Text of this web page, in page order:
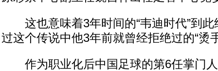
这也意味着3年时间的“韦迪时代”到此
过这个传说中他3年前就曾经拒绝过的“烫
作为职业化后中国足球的第6任掌门人